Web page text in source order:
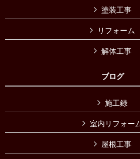
塗装工事
リフォーム
解体工事
ブログ
施工録
室内リフォー
屋根工事